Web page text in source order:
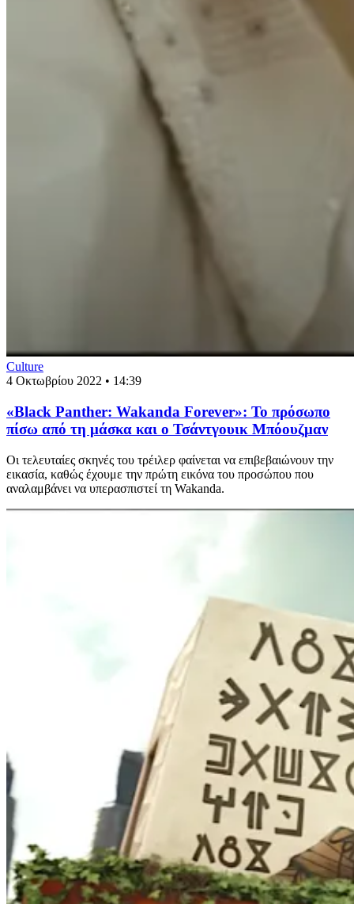
Culture
4 Οκτωβρίου 2022 • 14:39
«Black Panther: Wakanda Forever»: Το πρόσωπο
πίσω από τη μάσκα και ο Τσάντγουικ Μπόουζμαν
Οι τελευταίες σκηνές του τρέιλερ φαίνεται να επιβεβαιώνουν την
εικασία, καθώς έχουμε την πρώτη εικόνα του προσώπου που
αναλαμβάνει να υπερασπιστεί τη Wakanda.